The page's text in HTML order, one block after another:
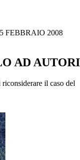
FEBBRAIO 2008
AD
il caso del